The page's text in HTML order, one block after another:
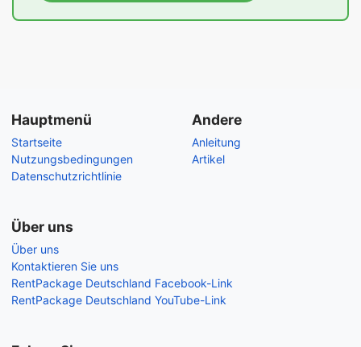
Hauptmenü
Startseite
Nutzungsbedingungen
Datenschutzrichtlinie
Andere
Anleitung
Artikel
Über uns
Über uns
Kontaktieren Sie uns
RentPackage Deutschland Facebook-Link
RentPackage Deutschland YouTube-Link